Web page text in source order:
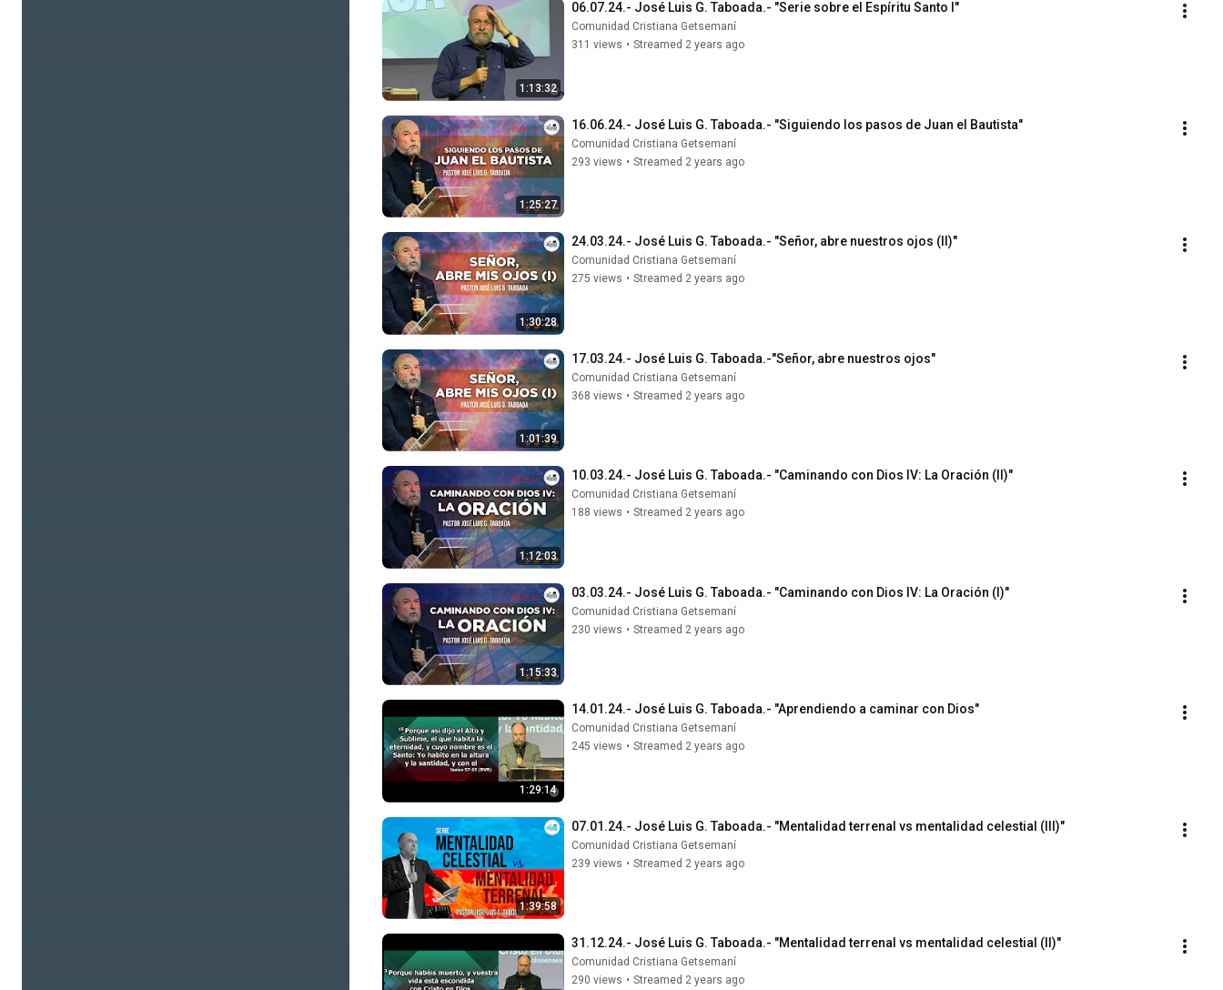
1:13:32
06.07.24.- José Luis G. Taboada.- "Serie sobre el Espíritu Santo I"
Comunidad Cristiana Getsemaní
311 views • Streamed 2 years ago
1:25:27
16.06.24.- José Luis G. Taboada.- "Siguiendo los pasos de Juan el Bautista"
Comunidad Cristiana Getsemaní
293 views • Streamed 2 years ago
1:30:28
24.03.24.- José Luis G. Taboada.- "Señor, abre nuestros ojos (II)"
Comunidad Cristiana Getsemaní
275 views • Streamed 2 years ago
1:01:39
17.03.24.- José Luis G. Taboada.-"Señor, abre nuestros ojos"
Comunidad Cristiana Getsemaní
368 views • Streamed 2 years ago
1:12:03
10.03.24.- José Luis G. Taboada.- "Caminando con Dios IV: La Oración (II)"
Comunidad Cristiana Getsemaní
188 views • Streamed 2 years ago
1:15:33
03.03.24.- José Luis G. Taboada.- "Caminando con Dios IV: La Oración (I)"
Comunidad Cristiana Getsemaní
230 views • Streamed 2 years ago
1:29:14
14.01.24.- José Luis G. Taboada.- "Aprendiendo a caminar con Dios"
Comunidad Cristiana Getsemaní
245 views • Streamed 2 years ago
1:39:58
07.01.24.- José Luis G. Taboada.- "Mentalidad terrenal vs mentalidad celestial (III)"
Comunidad Cristiana Getsemaní
239 views • Streamed 2 years ago
31.12.24.- José Luis G. Taboada.- "Mentalidad terrenal vs mentalidad celestial (II)"
Comunidad Cristiana Getsemaní
290 views • Streamed 2 years ago